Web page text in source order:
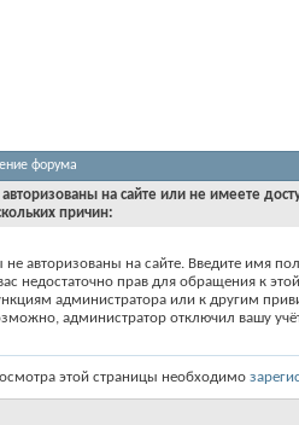
форума
на сайте или не имеете
причин:
не авторизованы на сайте. Введите имя
недостаточно прав для обращения к
администратора или к другим
администратор отключил вашу
этой страницы необходимо